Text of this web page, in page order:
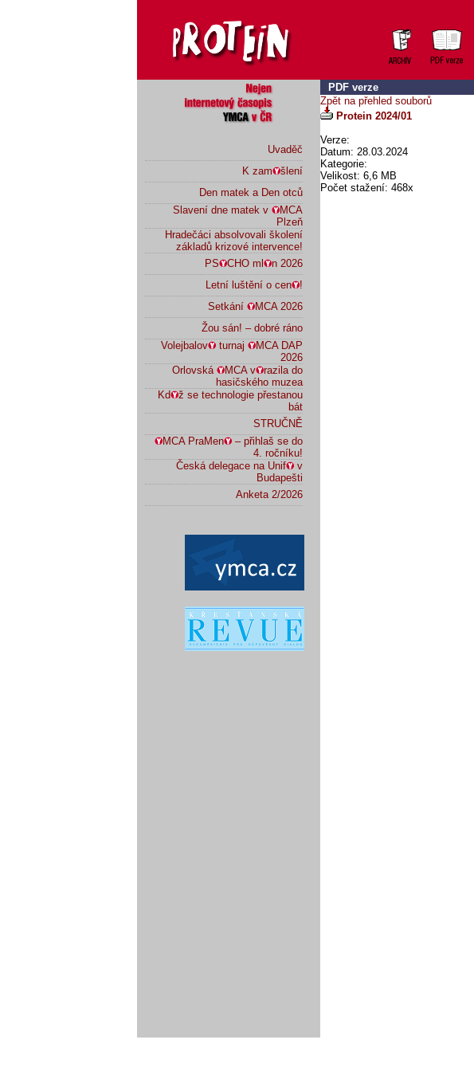
Uvaděč
K zam
šlení
Den matek a Den otců
Slavení dne matek v
MCA
Plzeň
Hradečáci absolvovali školení
základů krizové intervence!
PS
CHO ml
n 2026
Letní luštění o cen
!
Setkání
MCA 2026
Žou sán! – dobré ráno
Volejbalov
turnaj
MCA DAP
2026
Orlovská
MCA v
razila do
hasičského muzea
Kd
ž se technologie přestanou
bát
STRUČNĚ
MCA PraMen
– přihlaš se do
4. ročníku!
Česká delegace na Unif
v
Budapešti
Anketa 2/2026
PDF verze
Zpět na přehled souborů
Protein 2024/01
Verze:
Datum: 28.03.2024
Kategorie:
Velikost: 6,6 MB
Počet stažení: 468x